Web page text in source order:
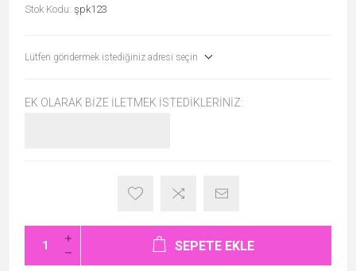
Stok Kodu: şpk123
Lütfen göndermek istediğiniz adresi seçin
EK OLARAK BIZE İLETMEK İSTEDIKLERINIZ:
SEPETE EKLE